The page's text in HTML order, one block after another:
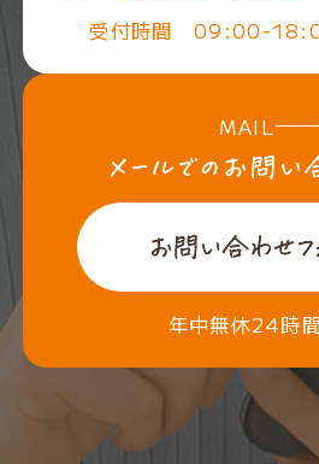
受付時間 09:00-
MAIL
年中無休24時